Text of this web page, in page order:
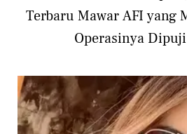
Terbaru Mawar AFI yang
Operasinya